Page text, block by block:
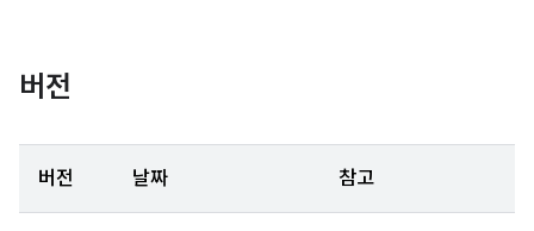
버전
버전 날짜 참고